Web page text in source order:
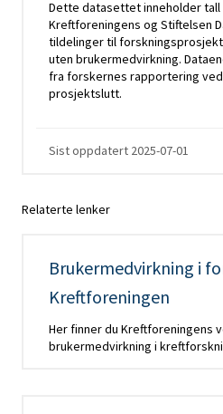
Dette datasettet inneholder tall
Kreftforeningens og Stiftelsen
tildelinger til
uten brukermedvirkning.
fra forskernes rapportering ved
prosjektslutt.
Sist oppdatert 2025-07-01
Relaterte lenker
Brukermedvirkning i
Kreftforeningen
Her finner du Kreftforeningens
brukermedvirkning i